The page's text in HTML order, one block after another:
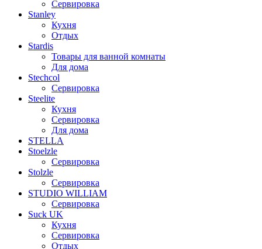
Сервировка
Stanley
Кухня
Отдых
Stardis
Товары для ванной комнаты
Для дома
Stechcol
Сервировка
Steelite
Кухня
Сервировка
Для дома
STELLA
Stoelzle
Сервировка
Stolzle
Сервировка
STUDIO WILLIAM
Сервировка
Suck UK
Кухня
Сервировка
Отдых